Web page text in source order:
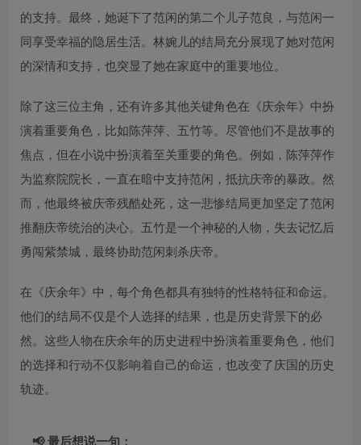
的支持。最终，她诞下了范闲的第二个儿子范良，与范闲一
同享受幸福的隐居生活。林婉儿的结局充分展现了她对范闲
的深情和支持，也突显了她在家庭中的重要地位。
除了这三位主角，还有许多其他关键角色在《庆余年》中扮
演着重要角色，比如陈萍萍、五竹等。尽管他们不是故事的
焦点，但在小说中扮演着至关重要的角色。例如，陈萍萍作
为监察院院长，一直在暗中支持范闲，抵抗庆帝的暴政。然
而，他最终被庆帝残酷处死，这一悲惨结局更加坚定了范闲
推翻庆帝统治的决心。五竹是一个神秘的人物，失去记忆后
勇闯紫禁城，最终协助范闲刺杀庆帝。
在《庆余年》中，每个角色都具有独特的性格特征和命运。
他们的结局不仅是个人选择的结果，也是历史背景下的必
然。这些人物在庆余年的历史进程中扮演着重要角色，他们
的选择和行动不仅影响着自己的命运，也改变了庆国的历史
轨迹。
📢 最后想说一句：